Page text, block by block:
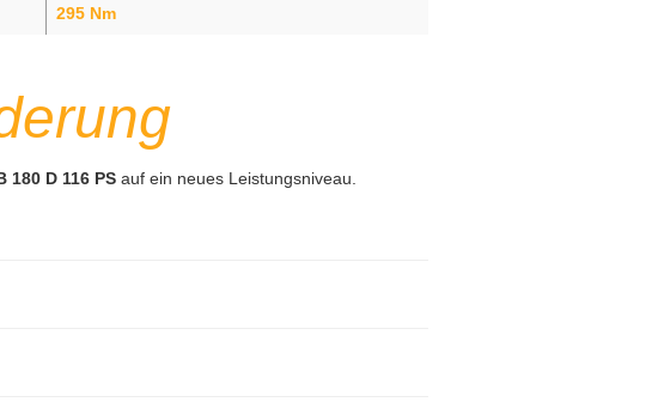
295 Nm
180 D 116 PS auf ein neues Leistungsniveau.